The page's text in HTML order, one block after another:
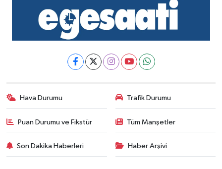
Hava Durumu Trafik Durumu
Puan Durumu ve Fikstür Tüm Manşetler
Son Dakika Haberleri Haber Arşivi